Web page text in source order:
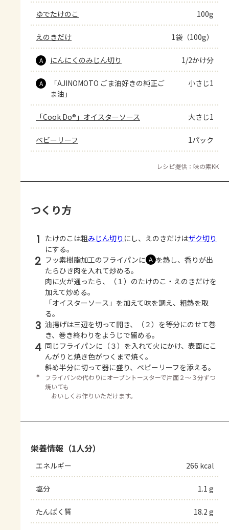
ゆでたけのこ 100g
えのきだけ 1袋（100g）
A にんにくのみじん切り 1/2かけ分
A
「AJINOMOTO ごま油好きの純正ご
ま油」
小さじ1
「Cook Do®」オイスターソース 大さじ1
ベビーリーフ 1パック
レシピ提供：味の素KK
つくり方
1 たけのこは粗みじん切り にし、えのきだけはザク切り
にする。
2 フッ素樹脂加工のフライパンに Ａ を熱し、香りが出
たらひき肉を入れて炒める。
肉に火が通ったら、（１）のたけのこ・えのきだけを
加えて炒める。
「オイスターソース」を加えて味を調え、粗熱を取
る。
3 油揚げは三辺を切って開き、（２）を等分にのせて巻
き、巻き終わりをようじで留める。
4 同じフライパンに（３）を入れて火にかけ、表面にこ
んがりと焼き色がつくまで焼く。
斜め半分に切って器に盛り、ベビーリーフを添える。
＊
フライパンの代わりにオーブントースターで片面２～３分ずつ
焼いても
おいしくお作りいただけます。
栄養情報（1人分）
エネルギー 266 kcal
塩分 1.1 g
たんぱく質 18.2 g